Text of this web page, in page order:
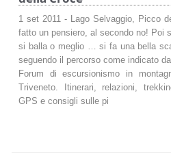
1 set 2011 - Lago Selvaggio, Picco
fatto un pensiero, al secondo no! Poi
si balla o meglio … si fa una bella
seguendo il percorso come indicato da
Forum di escursionismo in
Triveneto. Itinerari, relazioni,
GPS e consigli sulle pi